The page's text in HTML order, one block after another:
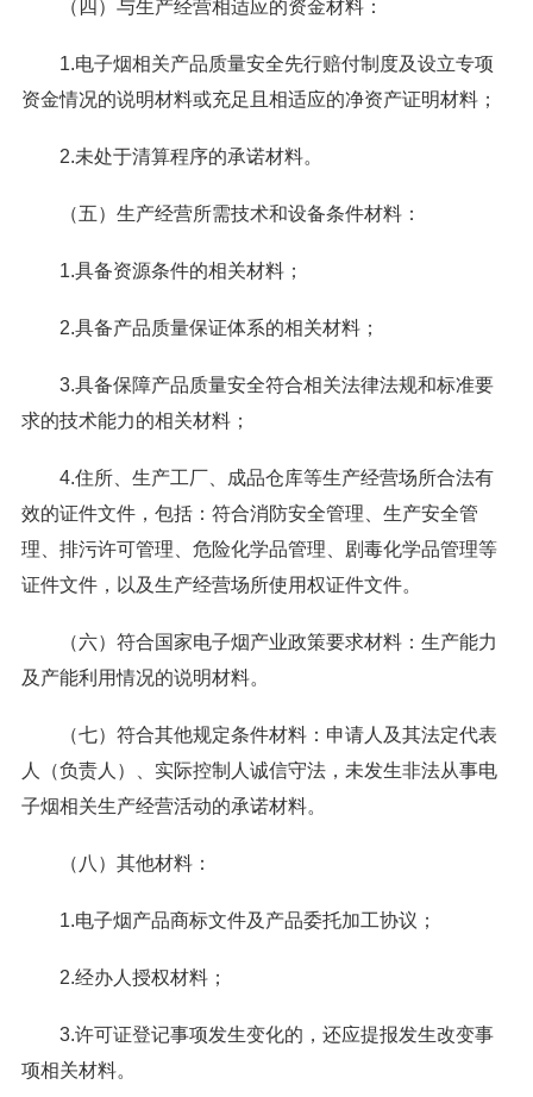
（四）与生产经营相适应的资金材料：
1.电子烟相关产品质量安全先行赔付制度及设立专项
资金情况的说明材料或充足且相适应的净资产证明材料；
2.未处于清算程序的承诺材料。
（五）生产经营所需技术和设备条件材料：
1.具备资源条件的相关材料；
2.具备产品质量保证体系的相关材料；
3.具备保障产品质量安全符合相关法律法规和标准要
求的技术能力的相关材料；
4.住所、生产工厂、成品仓库等生产经营场所合法有
效的证件文件，包括：符合消防安全管理、生产安全管
理、排污许可管理、危险化学品管理、剧毒化学品管理等
证件文件，以及生产经营场所使用权证件文件。
（六）符合国家电子烟产业政策要求材料：生产能力
及产能利用情况的说明材料。
（七）符合其他规定条件材料：申请人及其法定代表
人（负责人）、实际控制人诚信守法，未发生非法从事电
子烟相关生产经营活动的承诺材料。
（八）其他材料：
1.电子烟产品商标文件及产品委托加工协议；
2.经办人授权材料；
3.许可证登记事项发生变化的，还应提报发生改变事
项相关材料。